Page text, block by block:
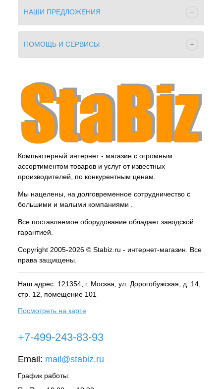
НАШИ ПРЕДЛОЖЕНИЯ
ПОМОЩЬ И СЕРВИСЫ
Компьютерный интернет - магазин с огромным
ассортиментом товаров и услуг от известных
производителей, по конкурентным ценам.
Мы нацелены, на долговременное сотрудничество с
большими и малыми компаниями .
Все поставляемое оборудование обладает заводской
гарантией.
Copyright 2005-2026 © Stabiz.ru - интернет-магазин. Все
права защищены.
Наш адрес: 121354, г. Москва , ул. Дорогобужская, д. 14,
стр. 12, помещение 101
Посмотреть на карте
+7-499-243-83-93
Email: mail@stabiz.ru
График работы: